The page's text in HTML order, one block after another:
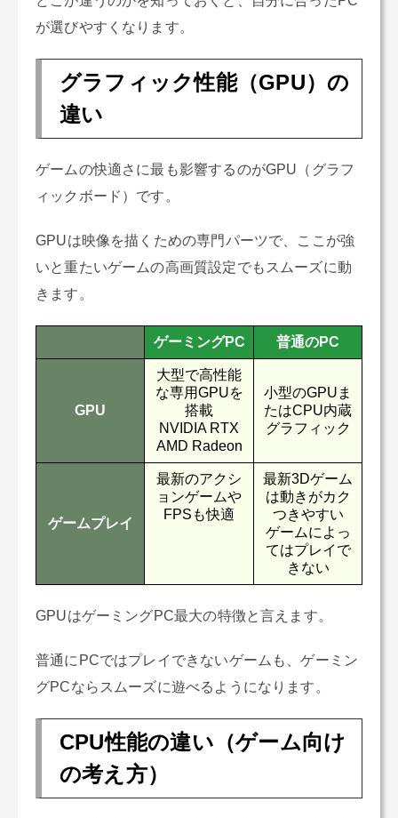
が選びやすくなります。
グラフィック性能（GPU）の
違い
ゲームの快適さに最も影響するのがGPU（グラフ
ィックボード）です。
GPUは映像を描くための専門パーツで、ここが強
いと重たいゲームの高画質設定でもスムーズに動
きます。
ゲーミングPC 普通のPC
GPU
大型で高性能
な専用GPUを
搭載
NVIDIA RTX
AMD Radeon
小型のGPUま
たはCPU内蔵
グラフィック
ゲームプレイ
最新のアクシ
ョンゲームや
FPSも快適
最新3Dゲーム
は動きがカク
つきやすい
ゲームによっ
てはプレイで
きない
GPUはゲーミングPC最大の特徴と言えます。
普通にPCではプレイできないゲームも、ゲーミン
グPCならスムーズに遊べるようになります。
CPU性能の違い（ゲーム向け
の考え方）